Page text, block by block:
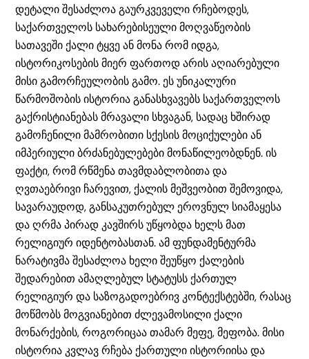
დეტალი შესაძლოა გაურკვეველი რჩებოდეს,
საქართველოს სახარებისეული მოღვაწეობის
სათავეში ქალი ტყვე ან მონა რომ იდგა,
ისტორიკოსების მიერ ფართოდ არის აღიარებული
მისი გამორჩეულობის გამო. ეს უნიკალური
წარმოშობის ისტორია განასხვავებს საქართველოს
გაქრისტიანებას მრავალი სხვაგან, სადაც ხშირად
გამოჩენილი მამრობითი სქესის მოციქულები ან
იმპერიული ბრძანებულებები მონაწილეობდნენ. ის
ფაქტი, რომ რწმენა თავმდაბლობითა და
ღვთაებრივი ჩარევით, ქალის მეშვეობით შემოვიდა,
სავარაუდოდ, განსაკუთრებულ ეროვნულ სიამაყესა
და ღრმა პირად კავშირს უწყობდა ხელს მათ
რელიგიურ იდენტობასთან. ამ ფუნდამენტურმა
ნარატივმა შესაძლოა ხელი შეუწყო ქალების
შედარებით ამაღლებულ სტატუსს ქართულ
რელიგიურ და საზოგადოებრივ კონტექსტებში, რასაც
მოწმობს მოგვიანებით ძლევამოსილი ქალი
მონარქების, როგორიცაა თამარ მეფე, მეფობა. მისი
ისტორია კვლავ რჩება ქართული ისტორიისა და